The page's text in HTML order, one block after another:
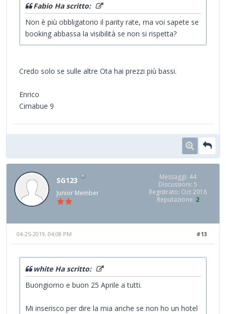
Fabio Ha scritto:
Non è più obbligatorio il parity rate, ma voi sapete se
booking abbassa la visibilità se non si rispetta?
Credo solo se sulle altre Ota hai prezzi più bassi.
Enrico
Cimabue 9
SG123
Junior Member
Messaggi: 44
Discussioni: 5
Registrato: Oct 2018
Reputazione: 2
#13
04-25-2019, 04:08 PM
white Ha scritto:
Buongiorno e buon 25 Aprile a tutti.
Mi inserisco per dire la mia anche se non ho un hotel